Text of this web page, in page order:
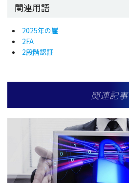
関連用語
2025年の崖
2FA
2段階認証
関連記事